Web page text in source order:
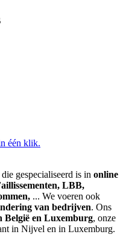
gespecialiseerd is in online
LBB,
... We voeren ook
van bedrijven. Ons
België en Luxemburg, onze
in Nijvel en in Luxemburg.